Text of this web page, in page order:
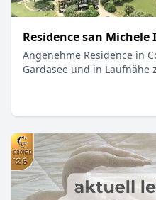
Residence san Michele
Angenehme Residence in
Gardasee und in Laufnähe